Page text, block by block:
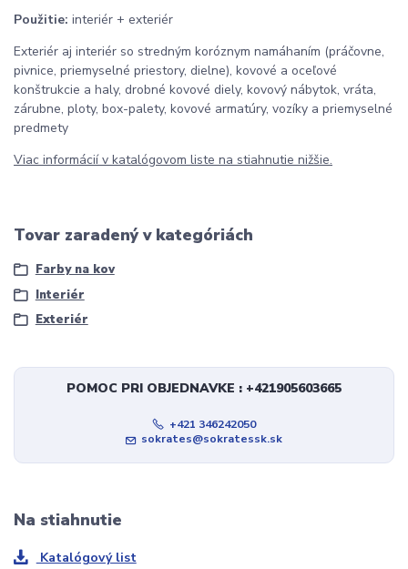
Použitie: interiér + exteriér
Exteriér aj interiér so stredným koróznym namáhaním (práčovne,
pivnice, priemyselné priestory, dielne), kovové a oceľové
konštrukcie a haly, drobné kovové diely, kovový nábytok, vráta,
zárubne, ploty, box-palety, kovové armatúry, vozíky a priemyselné
predmety
Viac informácií v katalógovom liste na stiahnutie nižšie.
Tovar zaradený v kategóriách
Farby na kov
Interiér
Exteriér
POMOC PRI OBJEDNAVKE : +421905603665
+421 346242050
sokrates@sokratessk.sk
Na stiahnutie
Katalógový list